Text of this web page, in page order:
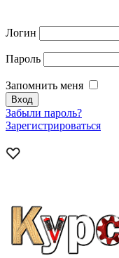
Логин
Пароль
Запомнить меня
Забыли пароль?
Зарегистрироваться